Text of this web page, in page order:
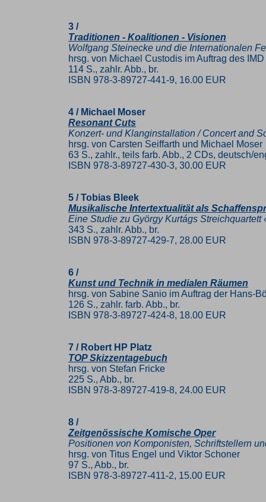
3 /
Traditionen - Koalitionen - Visionen
Wolfgang Steinecke und die Internationalen
hrsg. von Michael Custodis im Auftrag des IMD
114 S., zahlr. Abb., br.
ISBN 978-3-89727-441-9, 16.00 EUR
4 / Michael Moser
Resonant Cuts
Konzert- und Klanginstallation / Concert and
hrsg. von Carsten Seiffarth und Michael Moser
63 S., zahlr., teils farb. Abb., 2 CDs, deutsch/
ISBN 978-3-89727-430-3, 30.00 EUR
5 / Tobias Bleek
Musikalische Intertextualität als
Eine Studie zu György Kurtágs Streichquartett
343 S., zahlr. Abb., br.
ISBN 978-3-89727-429-7, 28.00 EUR
6 /
Kunst und Technik in medialen Räumen
hrsg. von Sabine Sanio im Auftrag der Hans-
126 S., zahlr. farb. Abb., br.
ISBN 978-3-89727-424-8, 18.00 EUR
7 / Robert HP Platz
TOP Skizzentagebuch
hrsg. von Stefan Fricke
225 S., Abb., br.
ISBN 978-3-89727-419-8, 24.00 EUR
8 /
Zeitgenössische Komische Oper
Positionen von Komponisten, Schriftstellern
hrsg. von Titus Engel und Viktor Schoner
97 S., Abb., br.
ISBN 978-3-89727-411-2, 15.00 EUR